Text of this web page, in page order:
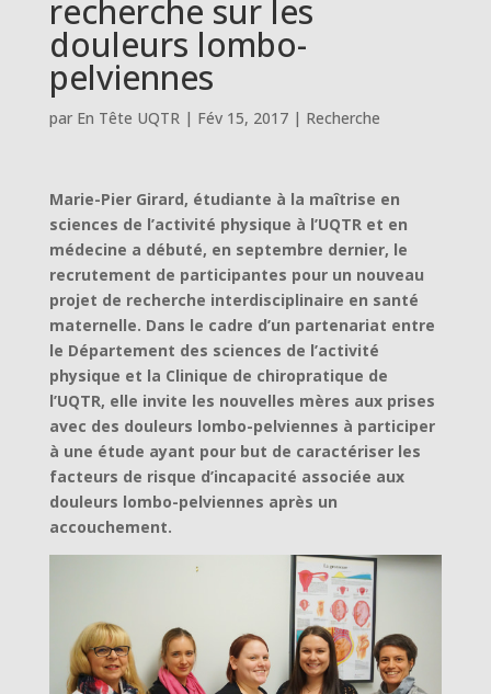
recherche sur les
douleurs lombo-
pelviennes
par En Tête UQTR| Fév 15, 2017| Recherche
Marie-Pier Girard, étudiante à la maîtrise en
sciences de l’activité physique à l’UQTR et en
médecine a débuté, en septembre dernier, le
recrutement de participantes pour un nouveau
projet de recherche interdisciplinaire en santé
maternelle. Dans le cadre d’un partenariat entre
le Département des sciences de l’activité
physique et la Clinique de chiropratique de
l’UQTR, elle invite les nouvelles mères aux prises
avec des douleurs lombo-pelviennes à participer
à une étude ayant pour but de caractériser les
facteurs de risque d’incapacité associée aux
douleurs lombo-pelviennes après un
accouchement.